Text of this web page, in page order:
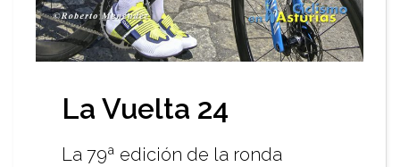
La Vuelta 24
La 79ª edición de la ronda